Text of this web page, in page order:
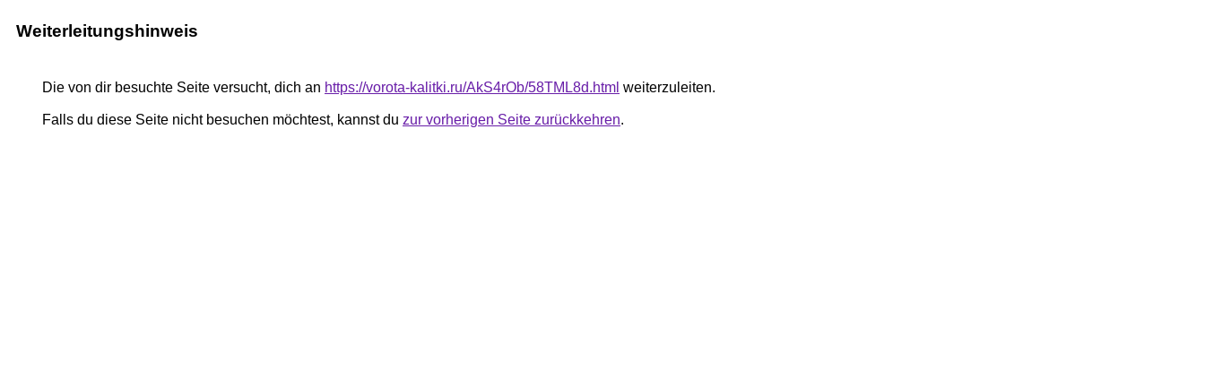
Weiterleitungshinweis
Die von dir besuchte Seite versucht, dich an https://vorota-kalitki.ru/AkS4rOb/58TML8d.html weiterzuleiten.
Falls du diese Seite nicht besuchen möchtest, kannst du zur vorherigen Seite zurückkehren.